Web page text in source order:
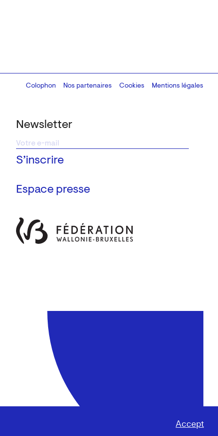
Accept
Newsletter
Espace presse
Colophon
Design:Marcel Kaczmarek, code:8080.studio
Nos partenaires Cookies Mentions légales